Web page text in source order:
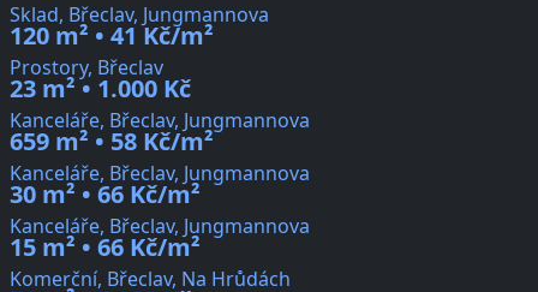
Sklad, Břeclav, Jungmannova
120 m² • 41 Kč/m²
Prostory, Břeclav
23 m² • 1.000 Kč
Kanceláře, Břeclav, Jungmannova
659 m² • 58 Kč/m²
Kanceláře, Břeclav, Jungmannova
30 m² • 66 Kč/m²
Kanceláře, Břeclav, Jungmannova
15 m² • 66 Kč/m²
Komerční, Břeclav, Na Hrůdách